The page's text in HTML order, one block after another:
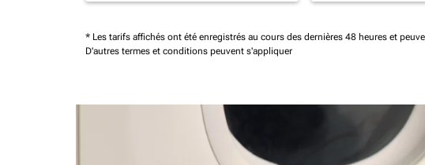
* Les tarifs affichés ont été enregistrés au cours des dernières 48 heures et
D'autres termes et conditions peuvent s'appliquer